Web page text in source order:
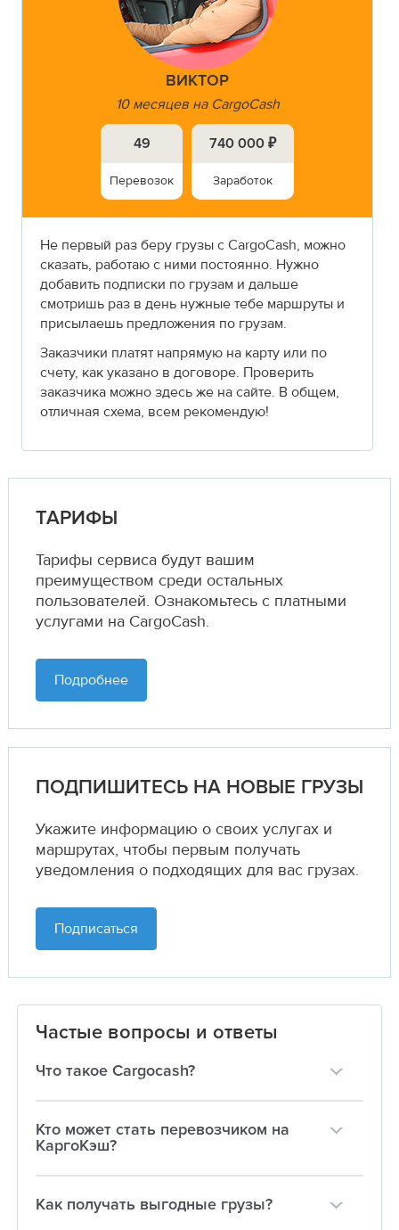
ВИКТОР
10 месяцев на CargoCash
49
Перевозок
740 000 ₽
Заработок
Не первый раз беру грузы с CargoCash, можно
сказать, работаю с ними постоянно. Нужно
добавить подписки по грузам и дальше
смотришь раз в день нужные тебе маршруты и
присылаешь предложения по грузам.
Заказчики платят напрямую на карту или по
счету, как указано в договоре. Проверить
заказчика можно здесь же на сайте. В общем,
отличная схема, всем рекомендую!
ТАРИФЫ
Тарифы сервиса будут вашим
преимуществом среди остальных
пользователей. Ознакомьтесь с платными
услугами на CargoCash.
Подробнее
ПОДПИШИТЕСЬ НА НОВЫЕ ГРУЗЫ
Укажите информацию о своих услугах и
маршрутах, чтобы первым получать
уведомления о подходящих для вас грузах.
Подписаться
Частые вопросы и ответы
Что такое Cargocash?
Кто может стать перевозчиком на
КаргоКэш?
Как получать выгодные грузы?